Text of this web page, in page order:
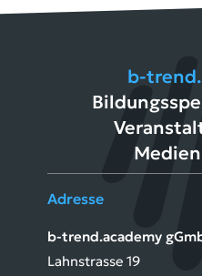
b-
Adresse
b-trend.academy
Lahnstrasse 19